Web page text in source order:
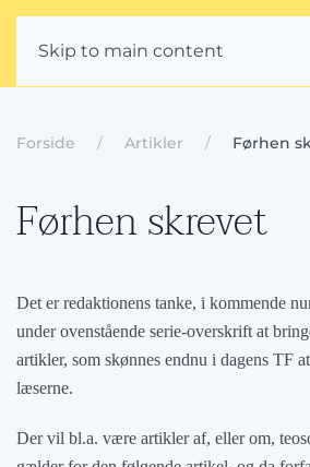
Skip to main content
Forside Artikler Førhen
Førhen skrevet
Det er redaktionens tanke, i kommende
under ovenstående serie-overskrift at
artikler, som skønnes endnu i dagens TF
læserne.
Der vil bl.a. være artikler af, eller om,